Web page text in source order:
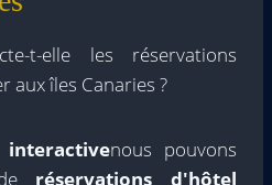
t-elle les réservations
aux îles Canaries ?
interactivenous pouvons
réservations d'hôtel